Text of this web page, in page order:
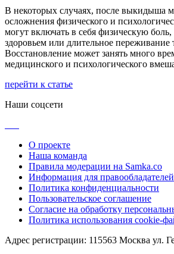
В некоторых случаях, после выкидыша
осложнения физического и
могут включать в себя физическую
здоровьем или длительное переживание
Восстановление может занять много
медицинского и психологического
перейти к статье
Наши соцсети
О проекте
Наша команда
Правила модерации на Samka.co
Информация для правообладателей
Политика конфиденциальности
Пользовательское соглашение
Согласие на обработку
Политика использования cookie-
Адрес регистрации: 115563 Москва ул.